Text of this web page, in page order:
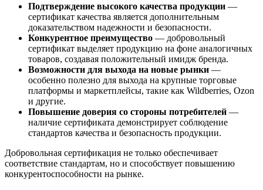
Подтверждение высокого качества продукции —
сертификат качества является дополнительным
доказательством надежности и безопасности.
Конкурентное преимущество — добровольный
сертификат выделяет продукцию на фоне аналогичных
товаров, создавая положительный имидж бренда.
Возможности для выхода на новые рынки —
особенно полезно для выхода на крупные торговые
платформы и маркетплейсы, такие как Wildberries, Ozon
и другие.
Повышение доверия со стороны потребителей —
наличие сертификата демонстрирует соблюдение
стандартов качества и безопасность продукции.
Добровольная сертификация не только обеспечивает
соответствие стандартам, но и способствует повышению
конкурентоспособности на рынке.